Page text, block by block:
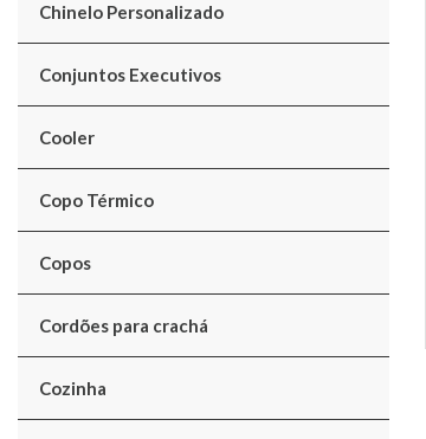
Chinelo Personalizado
Conjuntos Executivos
Cooler
Copo Térmico
Copos
Cordões para crachá
Cozinha